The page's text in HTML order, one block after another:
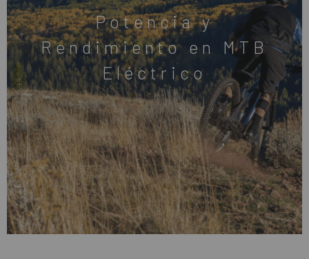
Potencia y
Rendimiento en MTB
Eléctrico